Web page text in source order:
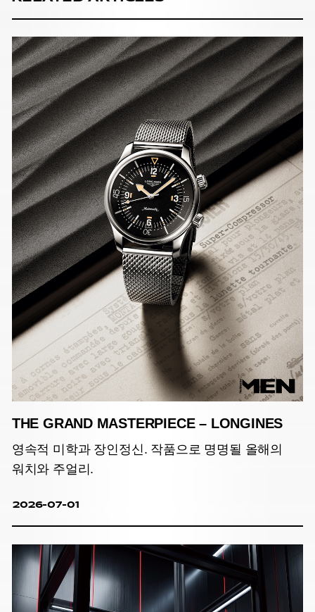
THE GRAND MASTERPIECE – LONGINES
영속적 미학과 장인정신. 작품으로 명명될 올해의
워치와 주얼리.
2026-07-01